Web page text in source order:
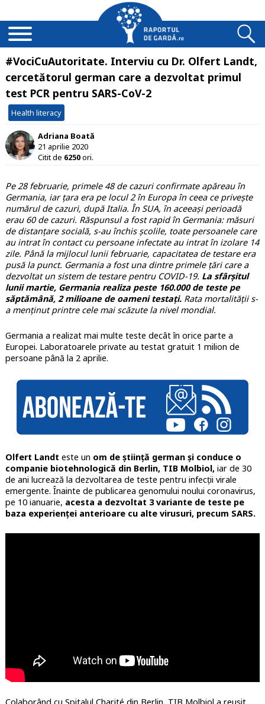
#VociCuAutoritate. Interviu cu Dr. Olfert Landt,
cercetătorul german care a dezvoltat primul
test PCR pentru SARS-CoV-2
Health literacy
Adriana Boată
21 aprilie 2020
Citit de 6250ori.
Pe 28 februarie, primele 48 de cazuri confirmate apăreau în
Germania, iar țara era pe locul 2 în Europa în ceea ce privește
numărul de cazuri, după Italia. În SUA, în aceeași perioadă
erau 60 de cazuri. Răspunsul a fost rapid în Germania: măsuri
de distanțare socială, s-au închis școlile, toate persoanele care
au intrat în contact cu persoane infectate au intrat în izolare 14
zile. Până la mijlocul lunii februarie, capacitatea de testare era
pusă la punct. Germania a fost una dintre primele țări care a
dezvoltat un sistem de testare pentru COVID-19. La sfârșitul
lunii martie, Germania realiza peste 160.000 de teste pe
săptămână, 2 milioane de oameni testați.Rata mortalității s-
a menținut printre cele mai scăzute la nivel mondial.
Germania a realizat mai multe teste decât în orice parte a
Europei. Laboratoarele private au testat gratuit 1 milion de
persoane până la 2 aprilie.
Olfert Landt este un om de știință german și conduce o
companie biotehnologică din Berlin, TIB Molbiol, iar de 30
de ani lucrează la dezvoltarea de teste pentru infecții virale
emergente. Înainte de publicarea genomului noului coronavirus,
pe 10 ianuarie, acesta a dezvoltat 3 variante de teste pe
baza experienței anterioare cu alte virusuri, precum SARS.